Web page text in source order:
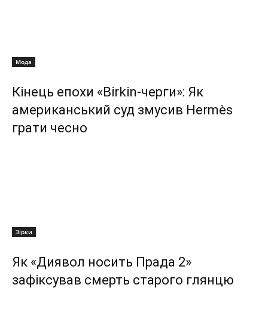
Мода
Кінець епохи «Birkin-черги»: Як
американський суд змусив Hermès
грати чесно
Зірки
Як «Диявол носить Прада 2»
зафіксував смерть старого глянцю